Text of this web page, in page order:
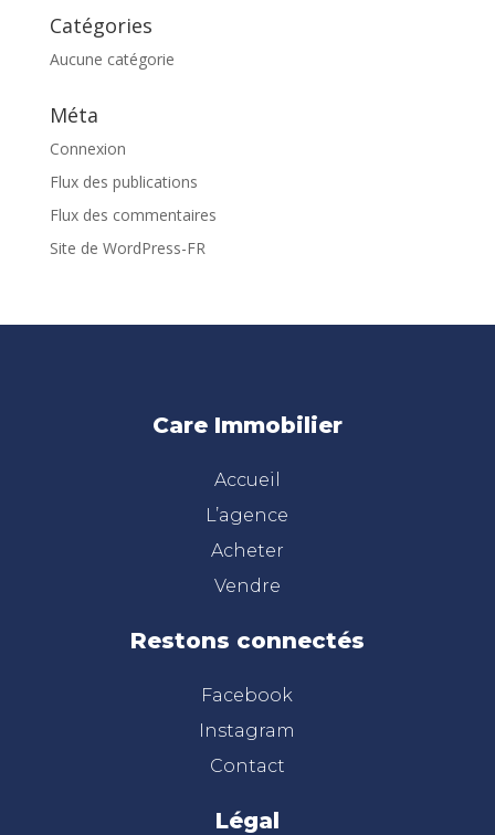
Catégories
Aucune catégorie
Méta
Connexion
Flux des publications
Flux des commentaires
Site de WordPress-FR
Care Immobilier
Accueil
L’agence
Acheter
Vendre
Restons connectés
Facebook
Instagram
Contact
Légal